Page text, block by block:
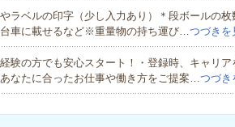
ラベルの印字（少し入力あり）＊段ボールの
車に載せるなど※重量物の持ち運び…つづきを
験の方でも安心スタート！・登録時、キャリ
あなたに合ったお仕事や働き方をご提案…つづき